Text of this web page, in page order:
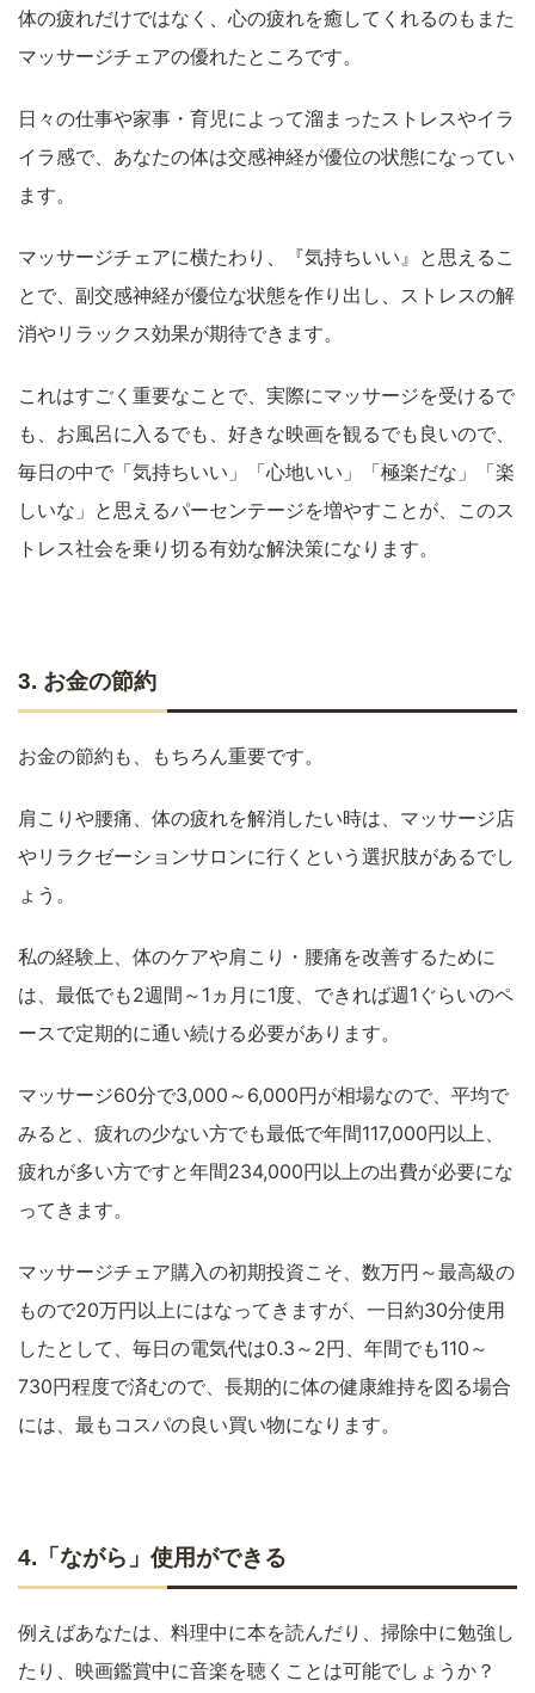
体の疲れだけではなく、心の疲れを癒してくれるのもまた
マッサージチェアの優れたところです。
日々の仕事や家事・育児によって溜まったストレスやイラ
イラ感で、あなたの体は交感神経が優位の状態になってい
ます。
マッサージチェアに横たわり、『気持ちいい』と思えるこ
とで、副交感神経が優位な状態を作り出し、ストレスの解
消やリラックス効果が期待できます。
これはすごく重要なことで、実際にマッサージを受けるで
も、お風呂に入るでも、好きな映画を観るでも良いので、
毎日の中で「気持ちいい」「心地いい」「極楽だな」「楽
しいな」と思えるパーセンテージを増やすことが、このス
トレス社会を乗り切る有効な解決策になります。
3. お金の節約
お金の節約も、もちろん重要です。
肩こりや腰痛、体の疲れを解消したい時は、マッサージ店
やリラクゼーションサロンに行くという選択肢があるでし
ょう。
私の経験上、体のケアや肩こり・腰痛を改善するために
は、最低でも2週間～1ヵ月に1度、できれば週1ぐらいのペ
ースで定期的に通い続ける必要があります。
マッサージ60分で3,000～6,000円が相場なので、平均で
みると、疲れの少ない方でも最低で年間117,000円以上、
疲れが多い方ですと年間234,000円以上の出費が必要にな
ってきます。
マッサージチェア購入の初期投資こそ、数万円～最高級の
もので20万円以上にはなってきますが、一日約30分使用
したとして、毎日の電気代は0.3～2円、年間でも110～
730円程度で済むので、長期的に体の健康維持を図る場合
には、最もコスパの良い買い物になります。
4.「ながら」使用ができる
例えばあなたは、料理中に本を読んだり、掃除中に勉強し
たり、映画鑑賞中に音楽を聴くことは可能でしょうか？